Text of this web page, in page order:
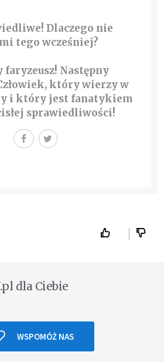
Dlaczego nie
tego wcześniej?
faryzeusz! Następny
który wierzy w
i który jest fanatykiem
sprawiedliwości!
dla Ciebie
WSPOMÓŻ NAS